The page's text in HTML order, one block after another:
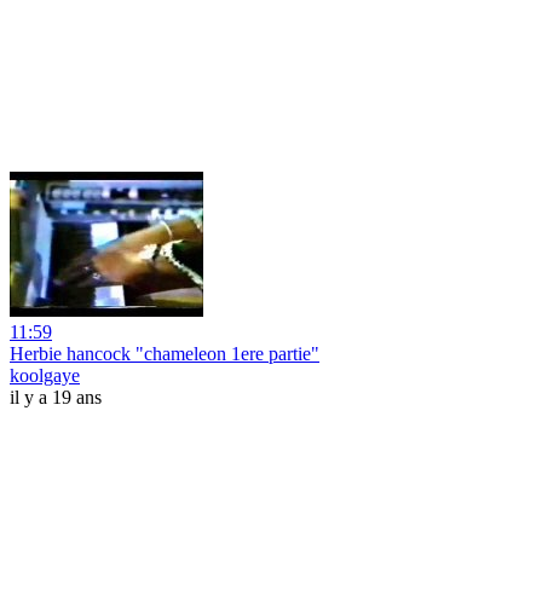
11:59
Herbie hancock "chameleon 1ere partie"
koolgaye
il y a 19 ans